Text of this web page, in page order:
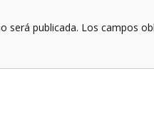
será publicada. Los campos